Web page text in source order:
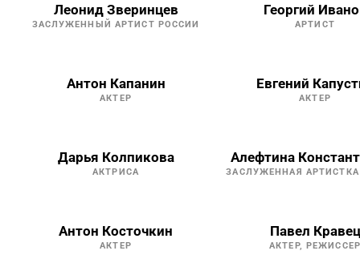
Леонид Зверинцев
ЗАСЛУЖЕННЫЙ АРТИСТ РОССИИ
Георгий
АРТИСТ
Антон Капанин
АКТЕР
Евгений
АКТЕР
Дарья Колпикова
АКТРИСА
Алефтина
ЗАСЛУЖЕННАЯ
Антон Косточкин
АКТЕР
Павел Кравец
АКТЕР, РЕЖИССЕР